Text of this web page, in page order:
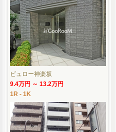
ビュロー神楽坂
9.4万円 ～ 13.2万円
1R - 1K